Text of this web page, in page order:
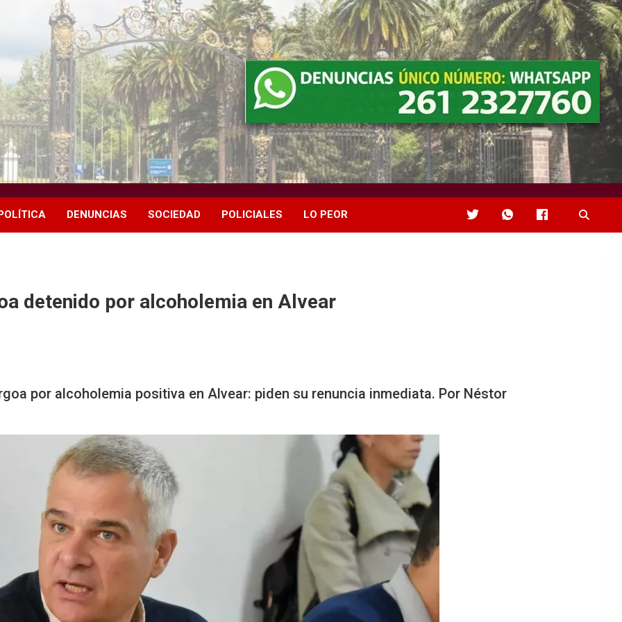
DENUNCIAS SOCIEDAD POLICIALES LO PEOR
detenido por alcoholemia en Alvear
por alcoholemia positiva en Alvear: piden su renuncia inmediata. Por Néstor